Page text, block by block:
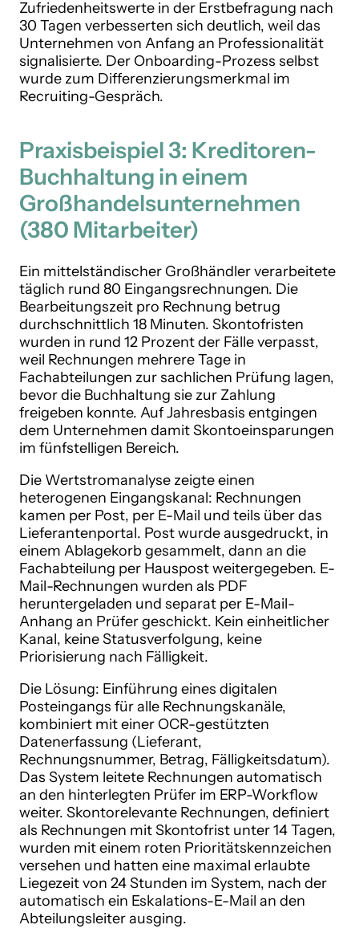
Zufriedenheitswerte in der Erstbefragung nach
30 Tagen verbesserten sich deutlich, weil das
Unternehmen von Anfang an Professionalität
signalisierte. Der Onboarding-Prozess selbst
wurde zum Differenzierungsmerkmal im
Recruiting-Gespräch.
Praxisbeispiel 3: Kreditoren-
Buchhaltung in einem
Großhandelsunternehmen
(380 Mitarbeiter)
Ein mittelständischer Großhändler verarbeitete
täglich rund 80 Eingangsrechnungen. Die
Bearbeitungszeit pro Rechnung betrug
durchschnittlich 18 Minuten. Skontofristen
wurden in rund 12 Prozent der Fälle verpasst,
weil Rechnungen mehrere Tage in
Fachabteilungen zur sachlichen Prüfung lagen,
bevor die Buchhaltung sie zur Zahlung
freigeben konnte. Auf Jahresbasis entgingen
dem Unternehmen damit Skontoeinsparungen
im fünfstelligen Bereich.
Die Wertstromanalyse zeigte einen
heterogenen Eingangskanal: Rechnungen
kamen per Post, per E-Mail und teils über das
Lieferantenportal. Post wurde ausgedruckt, in
einem Ablagekorb gesammelt, dann an die
Fachabteilung per Hauspost weitergegeben. E-
Mail-Rechnungen wurden als PDF
heruntergeladen und separat per E-Mail-
Anhang an Prüfer geschickt. Kein einheitlicher
Kanal, keine Statusverfolgung, keine
Priorisierung nach Fälligkeit.
Die Lösung: Einführung eines digitalen
Posteingangs für alle Rechnungskanäle,
kombiniert mit einer OCR-gestützten
Datenerfassung (Lieferant,
Rechnungsnummer, Betrag, Fälligkeitsdatum).
Das System leitete Rechnungen automatisch
an den hinterlegten Prüfer im ERP-Workflow
weiter. Skontorelevante Rechnungen, definiert
als Rechnungen mit Skontofrist unter 14 Tagen,
wurden mit einem roten Prioritätskennzeichen
versehen und hatten eine maximal erlaubte
Liegezeit von 24 Stunden im System, nach der
automatisch ein Eskalations-E-Mail an den
Abteilungsleiter ausging.